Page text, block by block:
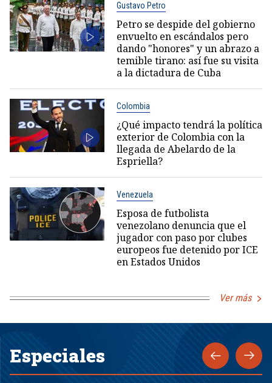
Gustavo Petro
Petro se despide del gobierno
envuelto en escándalos pero
dando "honores" y un abrazo a
temible tirano: así fue su visita
a la dictadura de Cuba
Colombia
¿Qué impacto tendrá la política
exterior de Colombia con la
llegada de Abelardo de la
Espriella?
Venezuela
Esposa de futbolista
venezolano denuncia que el
jugador con paso por clubes
europeos fue detenido por ICE
en Estados Unidos
Ver más
Especiales